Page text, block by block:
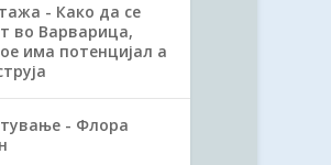
- Како да се
во Варварица,
има потенцијал а
- Флора